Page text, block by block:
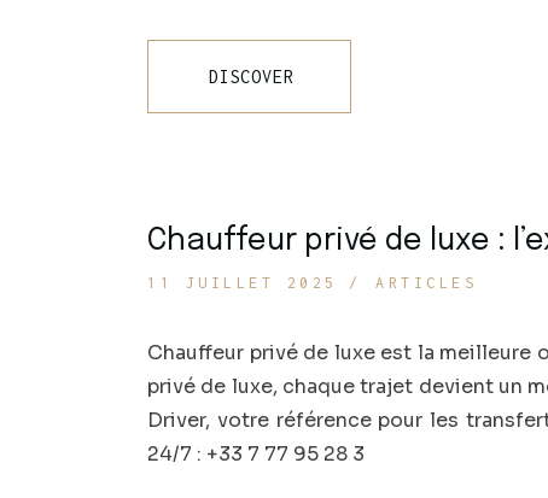
DISCOVER
Chauffeur privé de luxe :
11 JUILLET 2025 ARTICLES
Chauffeur privé de luxe est la meilleure
privé de luxe, chaque trajet devient un
Driver, votre référence pour les
24/7 : +33 7 77 95 28 3